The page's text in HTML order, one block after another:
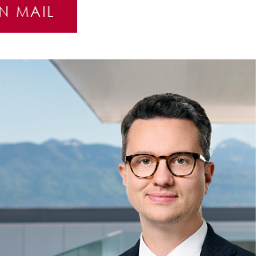
MAIL